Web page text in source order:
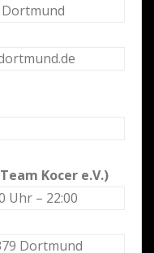
Dortmund
Kocer e.V.)
Uhr – 22:00
Dortmund